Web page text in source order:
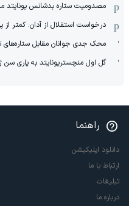
مصدومیت ستاره بدشانس یونایتد
درخواست استقلال از آدان: کمتر از
محک جدی ‌جوانان مقابل ستاره‌های
گل اول منچستریونایتد به پاری سن
راهنما
دانلود اپلیکیشن
ارتباط با ما
تبلیغات
درباره ما